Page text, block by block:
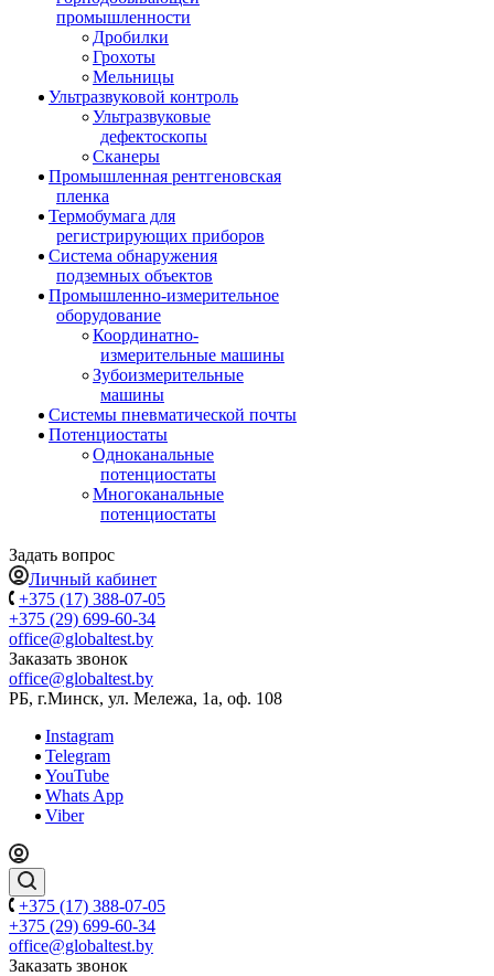
промышленности
Дробилки
Грохоты
Мельницы
Ультразвуковой контроль
Ультразвуковые
дефектоскопы
Сканеры
Промышленная рентгеновская
пленка
Термобумага для
регистрирующих приборов
Система обнаружения
подземных объектов
Промышленно-измерительное
оборудование
Координатно-
измерительные машины
Зубоизмерительные
машины
Системы пневматической почты
Потенциостаты
Одноканальные
потенциостаты
Многоканальные
потенциостаты
Задать вопрос
Личный кабинет
+375 (17) 388-07-05
+375 (29) 699-60-34
office@globaltest.by
Заказать звонок
office@globaltest.by
РБ, г.Минск, ул. Мележа, 1а, оф. 108
Instagram
Telegram
YouTube
Whats App
Viber
+375 (17) 388-07-05
+375 (29) 699-60-34
office@globaltest.by
Заказать звонок